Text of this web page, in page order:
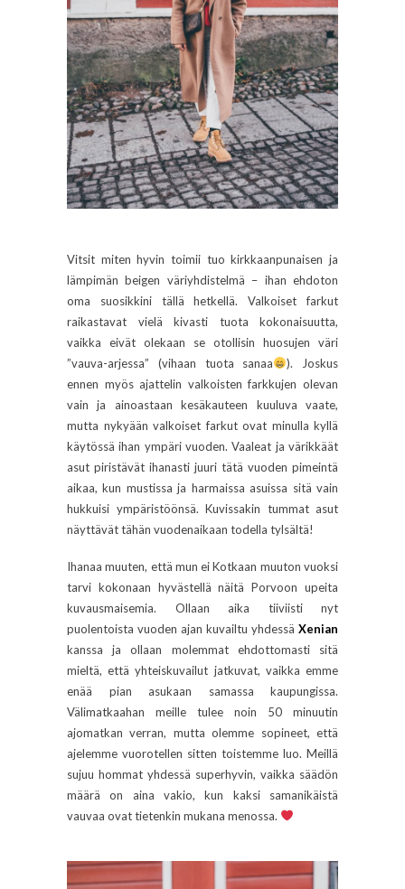
Vitsit miten hyvin toimii tuo kirkkaanpunaisen ja
lämpimän beigen väriyhdistelmä – ihan ehdoton
oma suosikkini tällä hetkellä. Valkoiset farkut
raikastavat vielä kivasti tuota kokonaisuutta,
vaikka eivät olekaan se otollisin huosujen väri
”vauva-arjessa” (vihaan tuota sanaa
). Joskus
ennen myös ajattelin valkoisten farkkujen olevan
vain ja ainoastaan kesäkauteen kuuluva vaate,
mutta nykyään valkoiset farkut ovat minulla kyllä
käytössä ihan ympäri vuoden. Vaaleat ja värikkäät
asut piristävät ihanasti juuri tätä vuoden pimeintä
aikaa, kun mustissa ja harmaissa asuissa sitä vain
hukkuisi ympäristöönsä. Kuvissakin tummat asut
näyttävät tähän vuodenaikaan todella tylsältä!
Ihanaa muuten, että mun ei Kotkaan muuton vuoksi
tarvi kokonaan hyvästellä näitä Porvoon upeita
kuvausmaisemia. Ollaan aika tiiviisti nyt
puolentoista vuoden ajan kuvailtu yhdessä Xenian
kanssa ja ollaan molemmat ehdottomasti sitä
mieltä, että yhteiskuvailut jatkuvat, vaikka emme
enää pian asukaan samassa kaupungissa.
Välimatkaahan meille tulee noin 50 minuutin
ajomatkan verran, mutta olemme sopineet, että
ajelemme vuorotellen sitten toistemme luo. Meillä
sujuu hommat yhdessä superhyvin, vaikka säädön
määrä on aina vakio, kun kaksi samanikäistä
vauvaa ovat tietenkin mukana menossa.